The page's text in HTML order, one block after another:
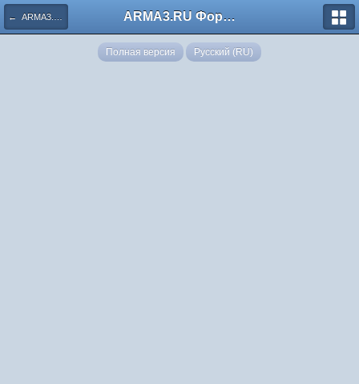
← ARMA3.RU: Hardmode Games ARMA3.RU Форум
Полная версия Русский (RU)